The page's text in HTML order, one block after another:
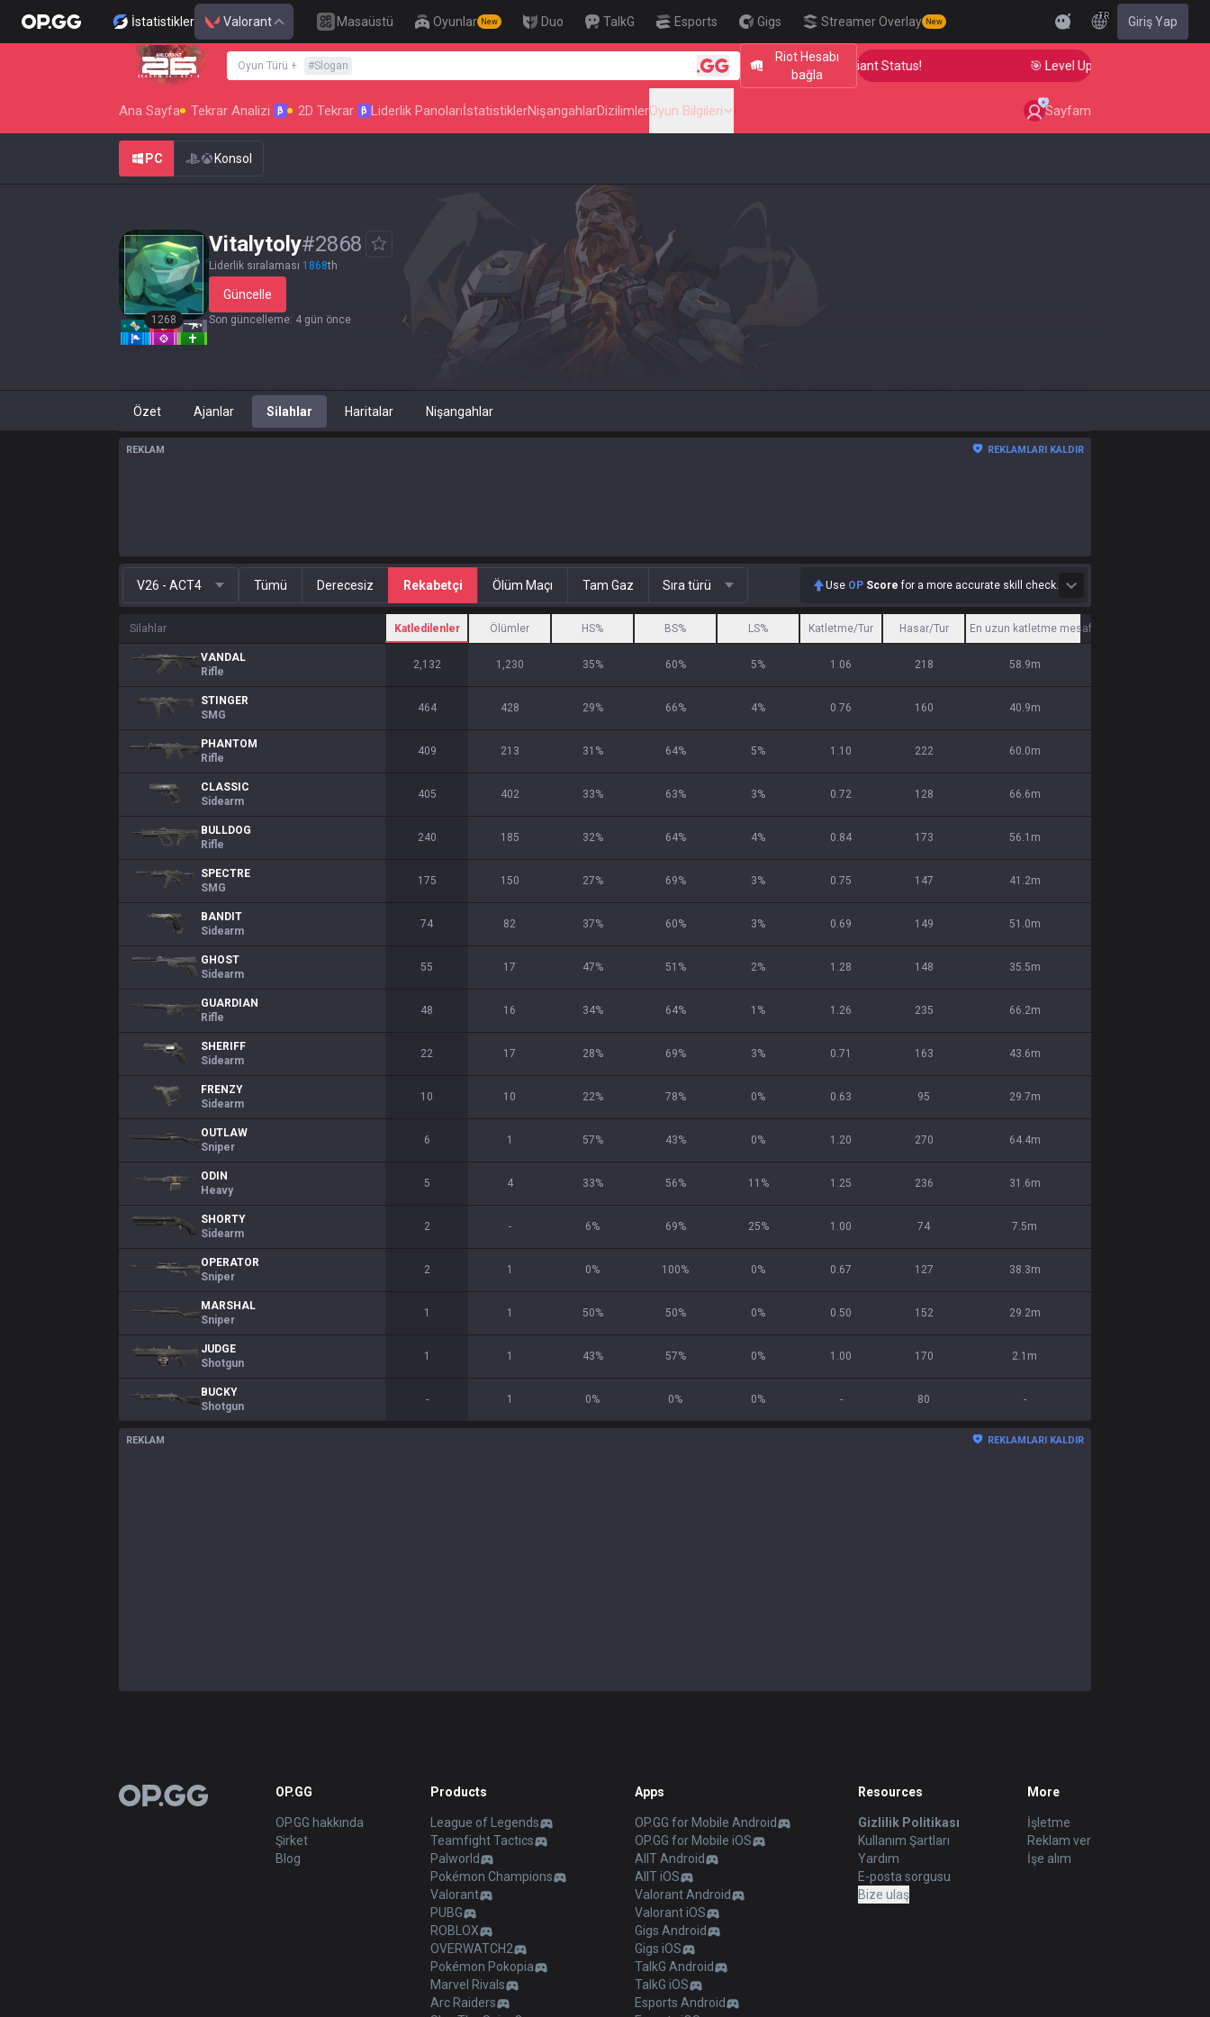
İstatistikler Valorant Masaüstü Oyunlar New Duo TalkG Esports Gigs Streamer Overlay New
TR Giriş Yap
SEASON 26 : ACT 4
Oyun Türü + #Slogan
Riot Hesabı
bağla
🎯 Level Up Your Aim to Radiant Status! 🎯 Level Up Your Aim to Radiant
Ana Sayfa Tekrar Analizi β 2D Tekrar β Liderlik PanolarıİstatistiklerNişangahlarDizilimlerOyun Bilgileri Sayfam
PC Konsol
1268
Vitalytoly#2868
Liderlik sıralaması 1868th
Güncelle
Son güncelleme: 4 gün önce
Özet Ajanlar Silahlar Haritalar Nişangahlar
REKLAM REKLAMLARI KALDIR
V26 - ACT4 Tümü Derecesiz Rekabetçi Ölüm Maçı Tam Gaz Sıra türü Use OP Score for a more accurate skill check.
Silahlar Katledilenler Ölümler HS% BS% LS% Katletme/Tur Hasar/Tur En uzun katletme mesafesi
VANDAL
Rifle
2,132 1,230 35% 60% 5% 1.06 218 58.9m
STINGER
SMG
464 428 29% 66% 4% 0.76 160 40.9m
PHANTOM
Rifle
409 213 31 % 64% 5% 1.10 222 60.0m
CLASSIC
Sidearm
405 402 33% 63% 3% 0.72 128 66.6m
BULLDOG
Rifle
240 185 32% 64% 4% 0.84 173 56.1m
SPECTRE
SMG
175 150 27% 69% 3% 0.75 147 41.2m
BANDIT
Sidearm
74 82 37% 60% 3% 0.69 149 51.0m
GHOST
Sidearm
55 17 47% 51 % 2% 1.28 148 35.5m
GUARDIAN
Rifle
48 16 34% 64% 1 % 1.26 235 66.2m
SHERIFF
Sidearm
22 17 28% 69% 3% 0.71 163 43.6m
FRENZY
Sidearm
10 10 22% 78% 0% 0.63 95 29.7m
OUTLAW
Sniper
6 1 57% 43% 0% 1.20 270 64.4m
ODIN
Heavy
5 4 33% 56% 11 % 1.25 236 31.6m
SHORTY
Sidearm
2 - 6% 69% 25% 1.00 74 7.5m
OPERATOR
Sniper
2 1 0% 100% 0% 0.67 127 38.3m
MARSHAL
Sniper
1 1 50% 50% 0% 0.50 152 29.2m
JUDGE
Shotgun
1 1 43% 57% 0% 1.00 170 2.1m
BUCKY
Shotgun
- 1 0% 0% 0% - 80 -
REKLAM REKLAMLARI KALDIR
OP.GG OP.GG
OP.GG hakkında
Şirket
Blog
Products
League of Legends
Teamfight Tactics
Palworld
Pokémon Champions
Valorant
PUBG
ROBLOX
OVERWATCH2
Pokémon Pokopia
Marvel Rivals
Arc Raiders
Apps
OP.GG for Mobile Android
OP.GG for Mobile iOS
AllT Android
AllT iOS
Valorant Android
Valorant iOS
Gigs Android
Gigs iOS
TalkG Android
TalkG iOS
Esports Android
Resources
Gizlilik Politikası
Kullanım Şartları
Yardım
E-posta sorgusu
Bize ulaş
More
İşletme
Reklam ver
İşe alım